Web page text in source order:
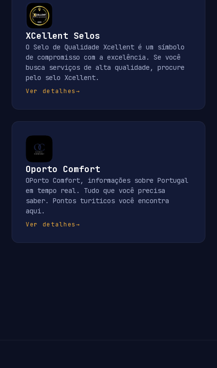
XCellent Selos
O Selo de Qualidade Xcellent é um símbolo
de compromisso com a excelência. Se você
busca serviços de alta qualidade, procure
pelo selo Xcellent.
Ver detalhes→
Oporto Comfort
OPorto Comfort, informações sobre Portugal
em tempo real. Tudo que você precisa
saber. Pontos turiticos você encontra
aqui.
Ver detalhes→